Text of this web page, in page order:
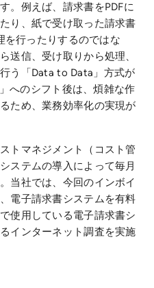
。例えば、請求書をPDFに
り、紙で受け取った請求書
を行ったりするのではな
送信、受け取りから処理、
う「Data to Data」方式が
へのシフト後は、煩雑な作
ため、業務効率化の実現が
トマネジメント（コスト管
ステムの導入によって毎月
当社では、今回のインボイ
電子請求書システムを有料
使用している電子請求書シ
インターネット調査を実施